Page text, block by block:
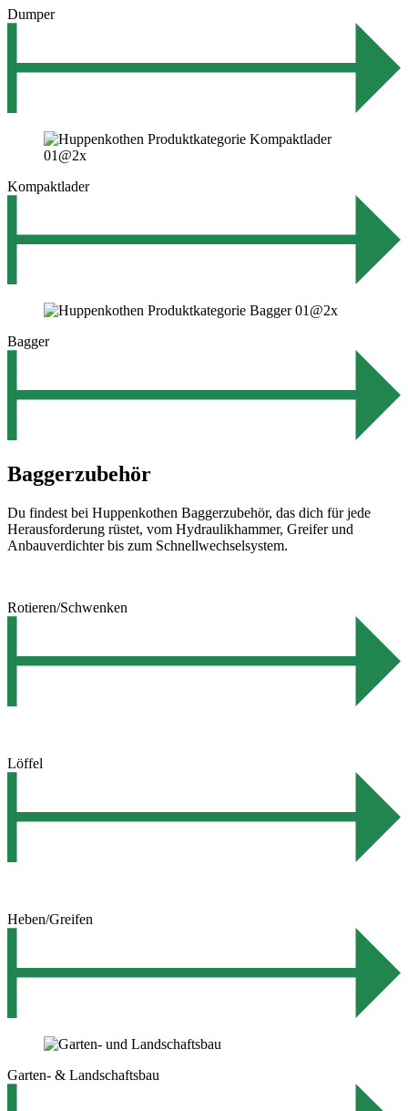
Dumper
Kompaktlader
Bagger
Baggerzubehör
Du findest bei Huppenkothen Baggerzubehör, das dich für jede
Herausforderung rüstet, vom Hydraulikhammer, Greifer und
Anbauverdichter bis zum Schnellwechselsystem.
Rotieren/Schwenken
Löffel
Heben/Greifen
Garten- & Landschaftsbau